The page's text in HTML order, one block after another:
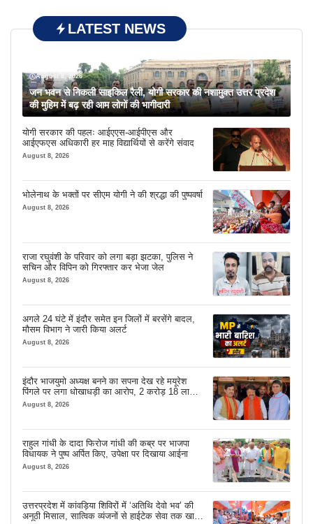
LATEST NEWS
August 8, 2026
जन भवन से निकली साइकिल रैली, योगी सरकार की नशामुक्त उत्तर प्रदेश
की मुहिम में बढ़ रही आम लोगों की भागीदारी
योगी सरकार की पहलः आईएएस-आईपीएस और
आईएफएस अधिकारी हर माह विद्यार्थियों से करेंगे संवाद
August 8, 2026
भोलेनाथ के भक्तों पर सीएम योगी ने की श्रद्धा की पुष्पवर्षा
August 8, 2026
राजा रघुवंशी के परिवार को लगा बड़ा झटका, पुलिस ने
सचिन और विपिन को गिरफ्तार कर भेजा जेल
August 8, 2026
अगले 24 घंटे में इंदौर समेत इन जिलों में बरसेंगे बादल,
मौसम विभाग ने जारी किया अलर्ट
August 8, 2026
इंदौर भाजयुमो अध्यक्ष बनने का सपना देख रहे मयूरेश
पिंगले पर लगा धोखाधड़ी का आरोप, 2 करोड़ 18 लाख
लेने के बाद भी नहीं दिया जमीन का कब्जा
August 8, 2026
राहुल गांधी के दादा फिरोज गांधी की कब्र पर भाजपा
विधायक ने पुष्प अर्पित किए, उपेक्षा पर दिखाया आईना
August 8, 2026
उत्तरप्रदेश में कांवड़िया शिविरों में ‘अतिथि देवो भव’ की
अनूठी मिसाल, सात्विक व्यंजनों से हाईटेक सेवा तक खास